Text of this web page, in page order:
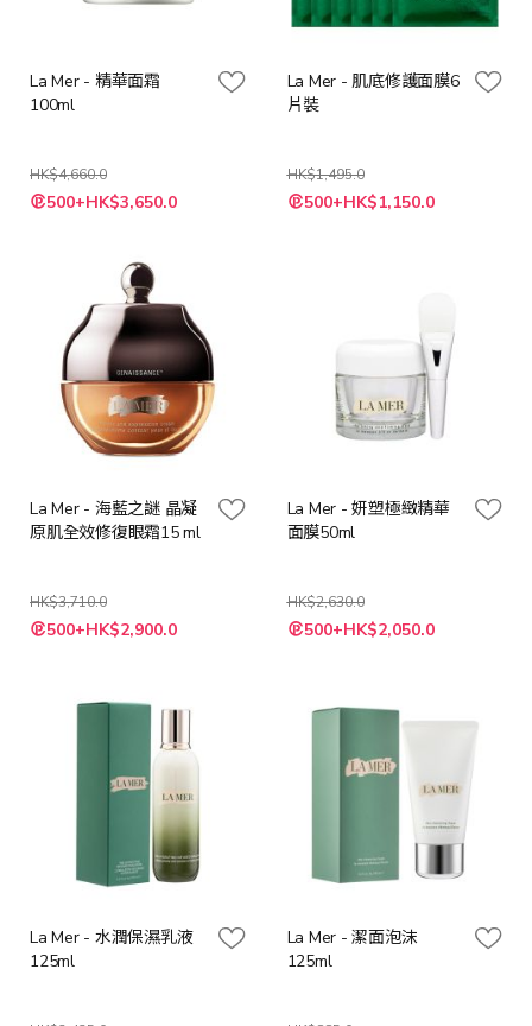
La Mer - 精華面霜
100ml
HK$4,660.0
特
殊 500+HK$3,650.0
La Mer - 肌底修護面膜6
片裝
HK$1,495.0
特
殊 500+HK$1,150.0
La Mer - 海藍之謎 晶凝
原肌全效修復眼霜15 ml
HK$3,710.0
特
殊 500+HK$2,900.0
La Mer - 妍塑極緻精華
面膜50ml
HK$2,630.0
特
殊 500+HK$2,050.0
La Mer - 水潤保濕乳液
125ml
La Mer - 潔面泡沫
125ml